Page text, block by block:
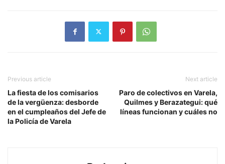
Previous article
La fiesta de los comisarios
de la vergüenza: desborde
en el cumpleaños del Jefe de
la Policía de Varela
Next article
Paro de colectivos en Varela,
Quilmes y Berazategui: qué
líneas funcionan y cuáles no